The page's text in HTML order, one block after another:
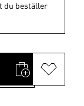
du beställer